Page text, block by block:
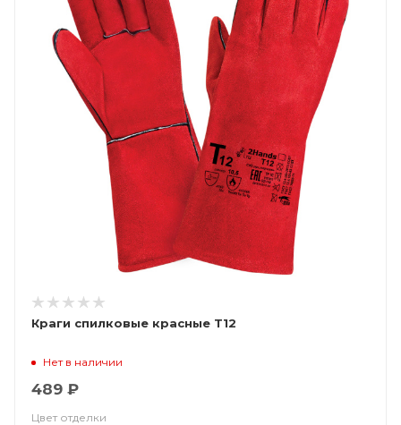
Краги спилковые красные Т12
Нет в наличии
489 ₽
Цвет отделки